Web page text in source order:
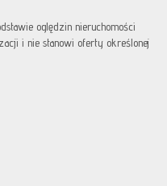
oględzin nieruchomości
i nie stanowi oferty określonej